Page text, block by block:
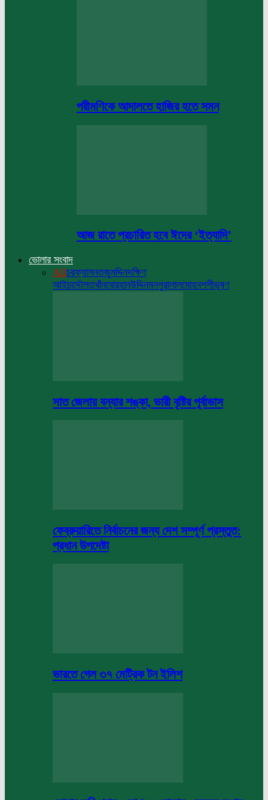
পরীমণিকে আদালতে হাজির হতে সমন
আজ রাতে প্রচারিত হবে ঈদের ‘ইত্যাদি’
ভোলার সংবাদ
Allচরফ্যাসনতজুমদ্দিনদক্ষিণ
আইচাদৌলতখাঁনবোরহানউদ্দিনমনপুরালালমোহনশশীভূষণ
সাত জেলায় বন্যার শঙ্কা, ভারী বৃষ্টির পূর্বাভাস
ফেব্রুয়ারিতে নির্বাচনের জন্য দেশ সম্পূর্ণ প্রস্তুত:
প্রধান উপদেষ্টা
ভারতে গেল ৩৭ মেট্রিক টন ইলিশ